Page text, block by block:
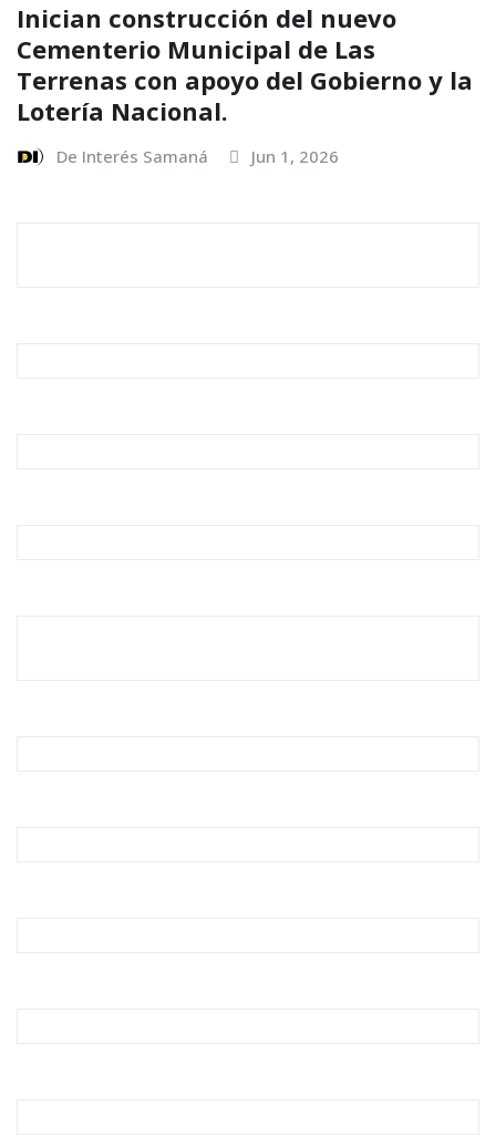
Inician construcción del nuevo
Cementerio Municipal de Las
Terrenas con apoyo del Gobierno y la
Lotería Nacional.
De Interés Samaná Jun 1, 2026